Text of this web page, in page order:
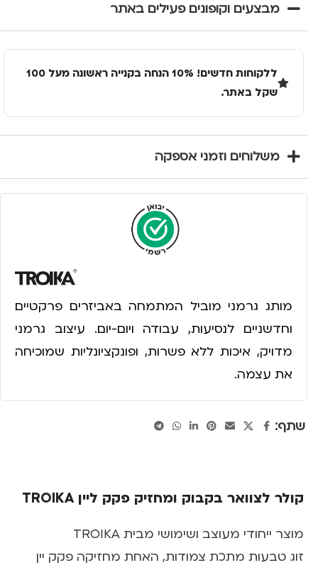
מבצעים וקופונים פעילים באתר
ללקוחות חדשים! 10% הנחה בקנייה ראשונה מעל 100
שקל באתר.
משלוחים וזמני אספקה
מותג גרמני מוביל המתמחה באביזרים פרקטיים
וחדשניים לנסיעות, עבודה ויום-יום. עיצוב גרמני
מדויק, איכות ללא פשרות, ופונקציונליות שמוכיחה
את עצמה.
שתף:
קולר לצוואר בקבוק ומחזיק פקק ליין TROIKA
מוצר ייחודי מעוצב ושימושי מבית TROIKA
זוג טבעות מתכת צמודות, האחת מחזיקה פקק יין